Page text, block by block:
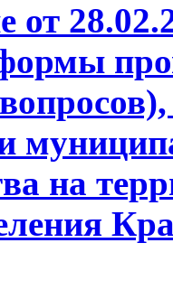
от
на